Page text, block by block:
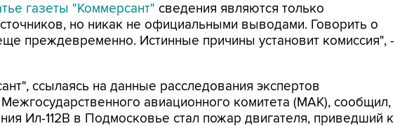
газеты "Коммерсант" сведения являются только
но никак не официальными выводами. Говорить о
преждевременно. Истинные причины установит комиссия", -
ссылаясь на данные расследования экспертов
авиационного комитета (МАК), сообщил,
Ил-112В в Подмосковье стал пожар двигателя, приведший к